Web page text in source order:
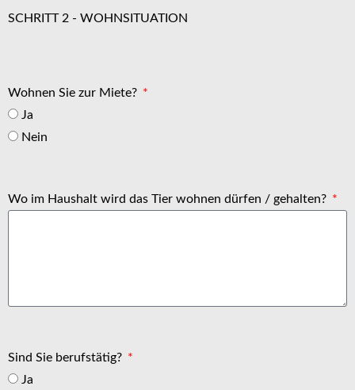
SCHRITT 2 - WOHNSITUATION
Wohnen Sie zur Miete?
Ja
Nein
Wo im Haushalt wird das Tier wohnen dürfen / gehalten?
Sind Sie berufstätig?
Ja